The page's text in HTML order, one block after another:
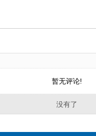
暂无评论!
没有了